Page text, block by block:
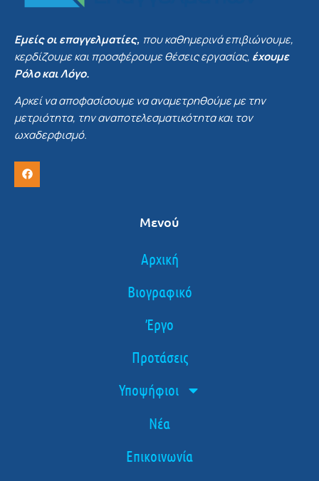
Εμείς οι επαγγελματίες, που καθημερινά επιβιώνουμε,
κερδίζουμε και προσφέρουμε θέσεις εργασίας, έχουμε
Ρόλο και Λόγο.
Αρκεί να αποφασίσουμε να αναμετρηθούμε με την
μετριότητα, την αναποτελεσματικότητα και τον
ωχαδερφισμό.
Μενού
Αρχική
Βιογραφικό
Έργο
Προτάσεις
Υποψήφιοι
Νέα
Επικοινωνία